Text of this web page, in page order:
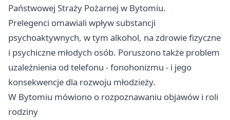
Państwowej Straży Pożarnej w Bytomiu.
Prelegenci omawiali wpływ substancji
psychoaktywnych, w tym alkohol, na zdrowie fizyczne
i psychiczne młodych osób. Poruszono także problem
uzależnienia od telefonu - fonohonizmu - i jego
konsekwencje dla rozwoju młodzieży.
W Bytomiu mówiono o rozpoznawaniu objawów i roli
rodziny